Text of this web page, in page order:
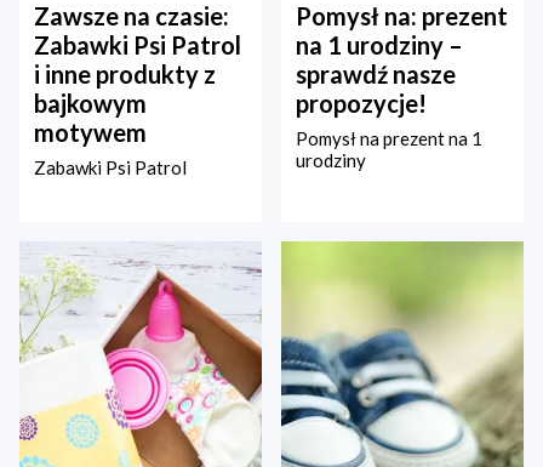
Zawsze na czasie:
Zabawki Psi Patrol
i inne produkty z
bajkowym
motywem
Zabawki Psi Patrol
Pomysł na: prezent
na 1 urodziny –
sprawdź nasze
propozycje!
Pomysł na prezent na 1
urodziny